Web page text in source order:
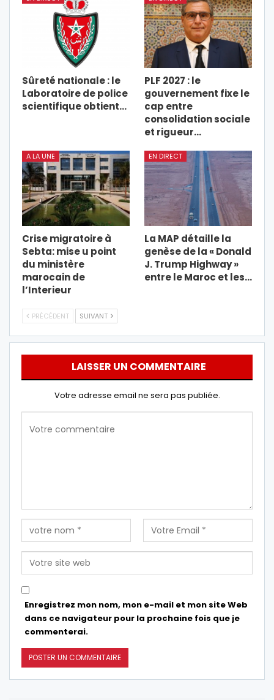
Sûreté nationale : le
Laboratoire de police
scientifique obtient…
PLF 2027 : le
gouvernement fixe le
cap entre
consolidation sociale
et rigueur…
A LA UNE
Crise migratoire à
Sebta: mise u point
du ministère
marocain de
l’Interieur
EN DIRECT
La MAP détaille la
genèse de la « Donald
J. Trump Highway »
entre le Maroc et les…
PRÉCÉDENT SUIVANT
LAISSER UN COMMENTAIRE
Votre adresse email ne sera pas publiée.
Enregistrez mon nom, mon e-mail et mon site Web
dans ce navigateur pour la prochaine fois que je
commenterai.